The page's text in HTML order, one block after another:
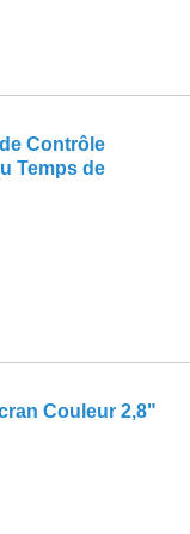
Contrôle
Temps de
Couleur 2,8"